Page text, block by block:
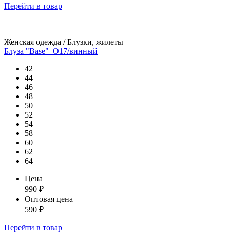
Перейти в товар
Женская одежда / Блузки, жилеты
Блуза "Base"_О17/винный
42
44
46
48
50
52
54
58
60
62
64
Цена
990 ₽
Оптовая цена
590 ₽
Перейти в товар